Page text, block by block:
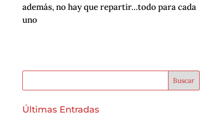
además, no hay que repartir…todo para cada
uno
Últimas Entradas